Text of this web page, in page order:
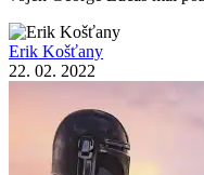
Erik Košťany
22. 02. 2022